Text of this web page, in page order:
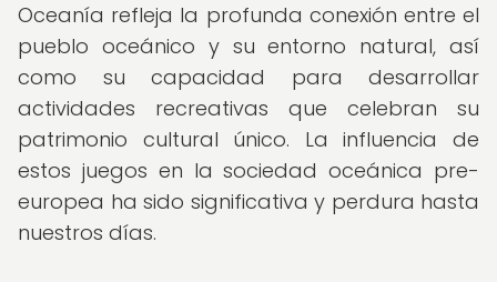
Oceanía refleja la profunda conexión entre el
pueblo oceánico y su entorno natural, así
como su capacidad para desarrollar
actividades recreativas que celebran su
patrimonio cultural único. La influencia de
estos juegos en la sociedad oceánica pre-
europea ha sido significativa y perdura hasta
nuestros días.